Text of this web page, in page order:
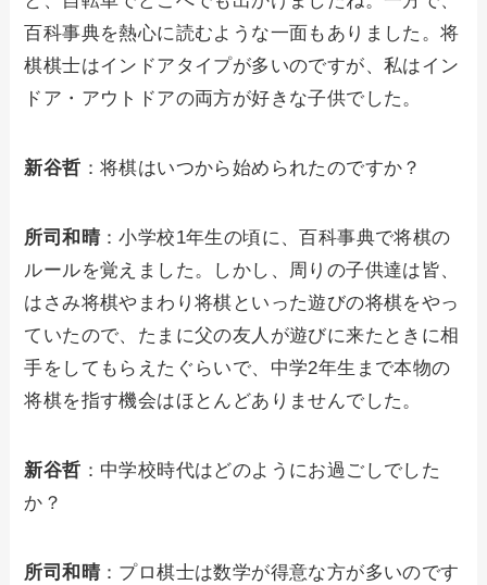
百科事典を熱心に読むような一面もありました。将
棋棋士はインドアタイプが多いのですが、私はイン
ドア・アウトドアの両方が好きな子供でした。
新谷哲 ：将棋はいつから始められたのですか？
所司和晴 ：小学校1年生の頃に、百科事典で将棋の
ルールを覚えました。しかし、周りの子供達は皆、
はさみ将棋やまわり将棋といった遊びの将棋をやっ
ていたので、たまに父の友人が遊びに来たときに相
手をしてもらえたぐらいで、中学2年生まで本物の
将棋を指す機会はほとんどありませんでした。
新谷哲 ：中学校時代はどのようにお過ごしでした
か？
所司和晴 ：プロ棋士は数学が得意な方が多いのです